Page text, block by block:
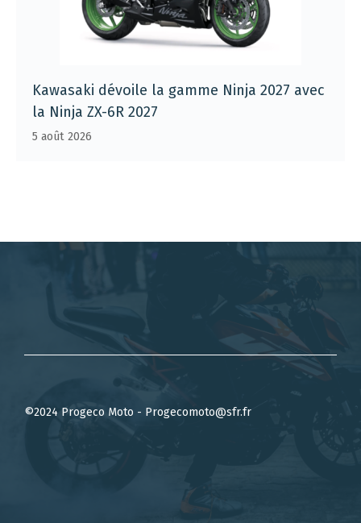
Kawasaki dévoile la gamme Ninja 2027 avec
la Ninja ZX-6R 2027
5 août 2026
©2024 Progeco Moto - Progecomoto@sfr.fr